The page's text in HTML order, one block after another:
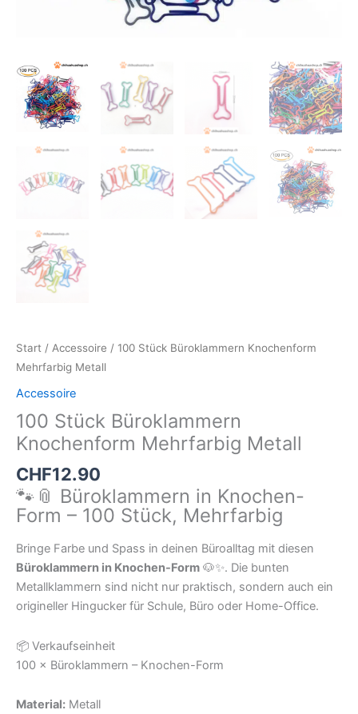
Start / Accessoire / 100 Stück Büroklammern Knochenform
Mehrfarbig Metall
Accessoire
100 Stück Büroklammern
Knochenform Mehrfarbig Metall
CHF12.90
🐾📎 Büroklammern in Knochen-
Form – 100 Stück, Mehrfarbig
Bringe Farbe und Spass in deinen Büroalltag mit diesen
Büroklammern in Knochen-Form 🐶✨. Die bunten
Metallklammern sind nicht nur praktisch, sondern auch ein
origineller Hingucker für Schule, Büro oder Home-Office.
📦 Verkaufseinheit
100 × Büroklammern – Knochen-Form
Material: Metall